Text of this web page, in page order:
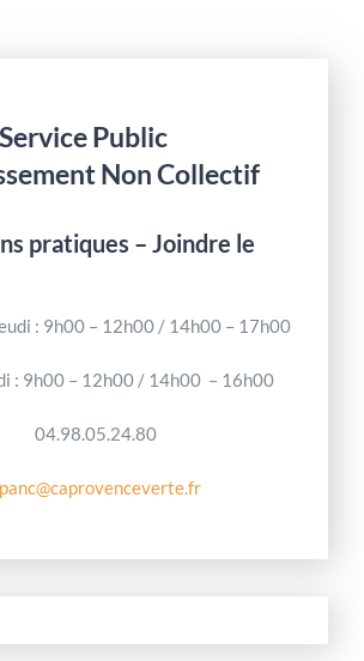
Public
Non Collectif
pratiques – Joindre le
: 9h00 – 12h00 / 14h00 – 17h00
: 9h00 – 12h00 / 14h00 – 16h00
04.98.05.24.80